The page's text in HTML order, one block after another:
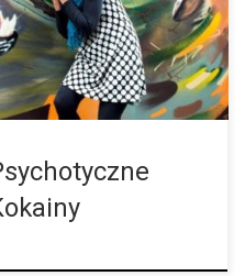
przekonane, że tylko ich
Nagle pojawiają
[…]